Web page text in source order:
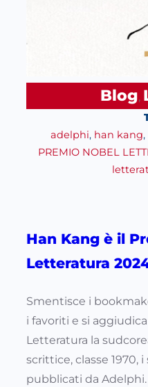
Blog,
adelphi, han kang,
PREMIO NOBEL
Han Kang è il
Letteratura
Smentisce i
i favoriti e si
Letteratura la
scrittice, classe 1970,
pubblicati da